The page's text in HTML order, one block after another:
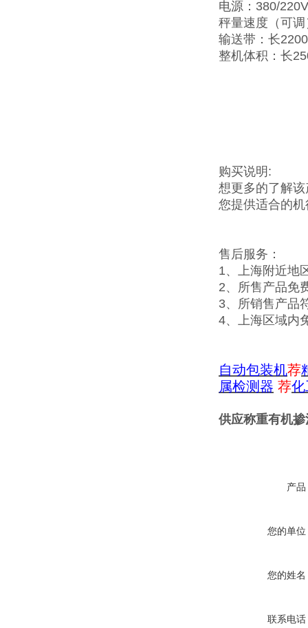
电源：380/
秤量速度（可
输送带：长
整机体积：长
购买说明:
想更多的了解
您提供适合的
售后服务：
1、上海附近地
2、所售产品免
3、所销售产品
4、上海区域内
自动包装机荐
属检测器 荐化
供应称重有机
产品
您的单位
您的姓名
联系电话